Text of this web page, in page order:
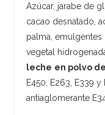
Azúcar, jarabe de
cacao desnatado,
palma,
vegetal
leche en polvo
E450, E263, E339 y
antiaglomerante